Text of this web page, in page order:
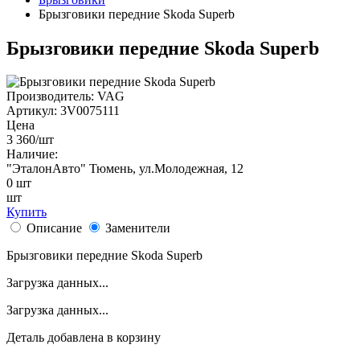
Брызговики передние Skoda Superb
Брызговики передние Skoda Superb
Производитель: VAG
Артикул: 3V0075111
Цена
3 360/шт
Наличие:
"ЭталонАвто" Тюмень, ул.Молодежная, 12
0 шт
шт
Купить
Описание
Заменители
Брызговики передние Skoda Superb
Загрузка данных...
Загрузка данных...
Деталь добавлена в корзину